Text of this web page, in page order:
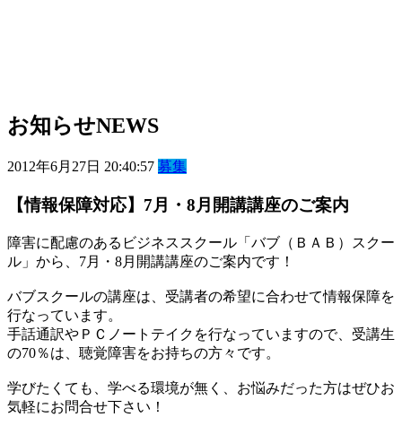
お知らせNEWS
2012年6月27日 20:40:57 募集
【情報保障対応】7月・8月開講講座のご案内
障害に配慮のあるビジネススクール「バブ（ＢＡＢ）スクー
ル」から、7月・8月開講講座のご案内です！
バブスクールの講座は、受講者の希望に合わせて情報保障を
行なっています。
手話通訳やＰＣノートテイクを行なっていますので、受講生
の70％は、聴覚障害をお持ちの方々です。
学びたくても、学べる環境が無く、お悩みだった方はぜひお
気軽にお問合せ下さい！